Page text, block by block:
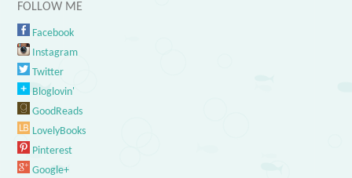
FOLLOW ME
Facebook
Instagram
Twitter
Bloglovin'
GoodReads
LovelyBooks
Pinterest
Google+